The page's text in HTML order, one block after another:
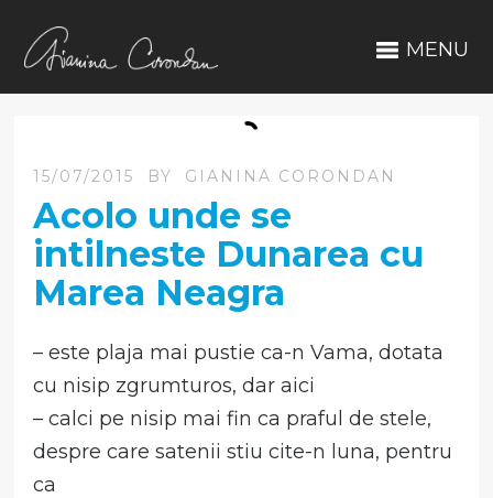
MENU
15/07/2015 BY GIANINA CORONDAN
Acolo unde se
intilneste Dunarea cu
Marea Neagra
– este plaja mai pustie ca-n Vama, dotata
cu nisip zgrumturos, dar aici
– calci pe nisip mai fin ca praful de stele,
despre care satenii stiu cite-n luna, pentru
ca